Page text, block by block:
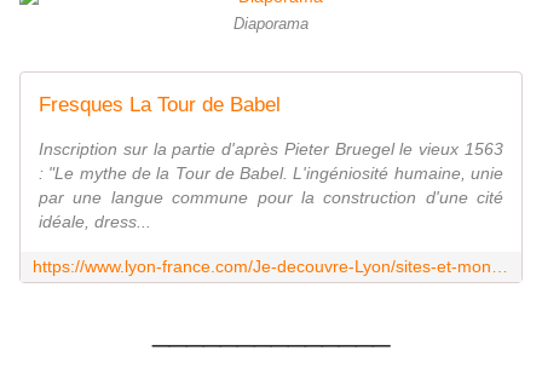
Diaporama
Fresques La Tour de Babel
Inscription sur la partie d'après Pieter Bruegel le vieux 1563
: "Le mythe de la Tour de Babel. L'ingéniosité humaine, unie
par une langue commune pour la construction d'une cité
idéale, dress...